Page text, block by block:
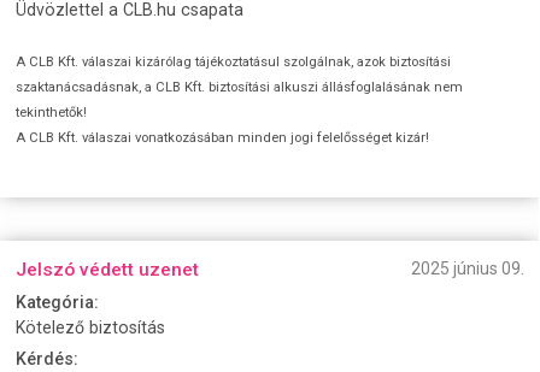
Üdvözlettel a CLB.hu csapata
A CLB Kft. válaszai kizárólag tájékoztatásul szolgálnak, azok biztosítási
szaktanácsadásnak, a CLB Kft. biztosítási alkuszi állásfoglalásának nem
tekinthetők!
A CLB Kft. válaszai vonatkozásában minden jogi felelősséget kizár!
Jelszó védett uzenet
2025 június 09.
Kategória:
Kötelező biztosítás
Kérdés: